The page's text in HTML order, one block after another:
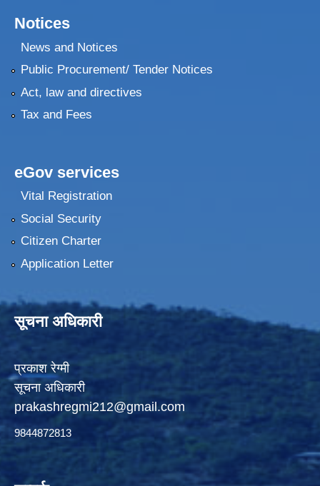
Notices
News and Notices
Public Procurement/ Tender Notices
Act, law and directives
Tax and Fees
eGov services
Vital Registration
Social Security
Citizen Charter
Application Letter
सूचना अधिकारी
प्रकाश रेग्मी
सूचना अधिकारी
prakashregmi212@gmail.com
9844872813